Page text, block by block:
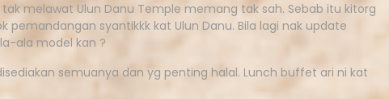
melawat Ulun Danu Temple memang tak sah. Sebab itu kitorg
pemandangan syantikkk kat Ulun Danu. Bila lagi nak update
ala model kan ?
semuanya dan yg penting halal. Lunch buffet ari ni kat